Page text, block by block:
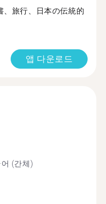
、旅行、日本の伝統的
앱 다운로드
(간체)